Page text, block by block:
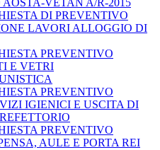
AOSTA-VETAN A/R-2015
DI PREVENTIVO
LAVORI ALLOGGIO DI
PREVENTIVO
E VETRI
PREVENTIVO
IGIENICI E USCITA DI
PREVENTIVO
AULE E PORTA REI